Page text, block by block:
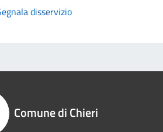
disservizio
Comune di Chieri